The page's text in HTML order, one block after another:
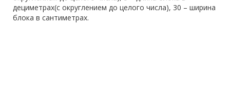
дециметрах(с округлением до целого числа), 30 – ширина
блока в сантиметрах.